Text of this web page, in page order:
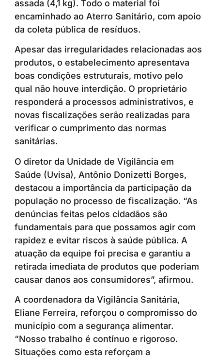
assada (4,1 kg). Todo o material foi
encaminhado ao Aterro Sanitário, com apoio
da coleta pública de resíduos.
Apesar das irregularidades relacionadas aos
produtos, o estabelecimento apresentava
boas condições estruturais, motivo pelo
qual não houve interdição. O proprietário
responderá a processos administrativos, e
novas fiscalizações serão realizadas para
verificar o cumprimento das normas
sanitárias.
O diretor da Unidade de Vigilância em
Saúde (Uvisa), Antônio Donizetti Borges,
destacou a importância da participação da
população no processo de fiscalização. “As
denúncias feitas pelos cidadãos são
fundamentais para que possamos agir com
rapidez e evitar riscos à saúde pública. A
atuação da equipe foi precisa e garantiu a
retirada imediata de produtos que poderiam
causar danos aos consumidores”, afirmou.
A coordenadora da Vigilância Sanitária,
Eliane Ferreira, reforçou o compromisso do
município com a segurança alimentar.
“Nosso trabalho é contínuo e rigoroso.
Situações como esta reforçam a